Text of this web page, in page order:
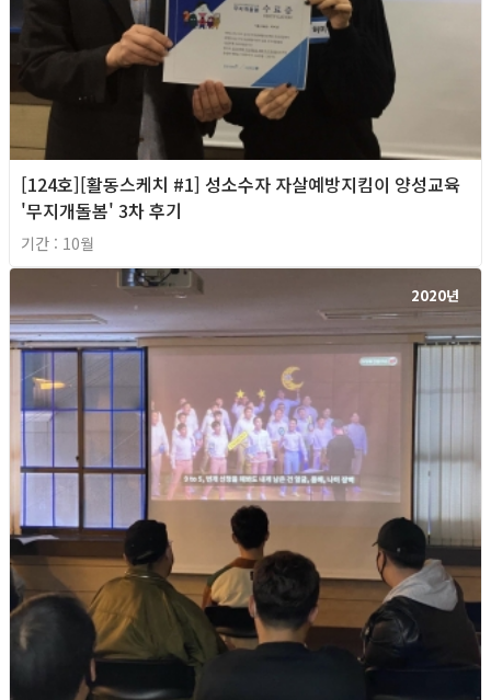
[124호][활동스케치 #1] 성소수자 자살예방지킴이 양성교육
'무지개돌봄' 3차 후기
기간 : 10월
2020년